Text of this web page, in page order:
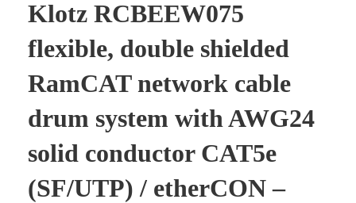
Klotz RCBEEW075
flexible, double shielded
RamCAT network cable
drum system with AWG24
solid conductor CAT5e
(SF/UTP) / etherCON –